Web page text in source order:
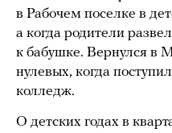
в Рабочем поселке в
а когда родители
к бабушке. Вернулся в
нулевых, когда
колледж.
О детских годах в